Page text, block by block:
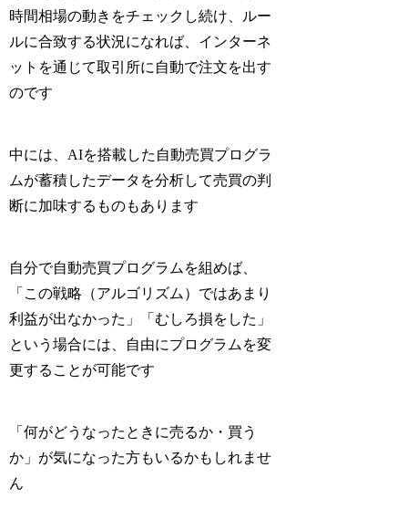
時間相場の動きをチェックし続け、ルー
ルに合致する状況になれば、インターネ
ットを通じて取引所に自動で注文を出す
のです
中には、AIを搭載した自動売買プログラ
ムが蓄積したデータを分析して売買の判
断に加味するものもあります
自分で自動売買プログラムを組めば、
「この戦略（アルゴリズム）ではあまり
利益が出なかった」「むしろ損をした」
という場合には、自由にプログラムを変
更することが可能です
「何がどうなったときに売るか・買う
か」が気になった方もいるかもしれませ
ん